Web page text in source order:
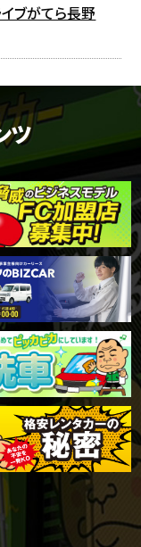
ブがてら長野
ツ